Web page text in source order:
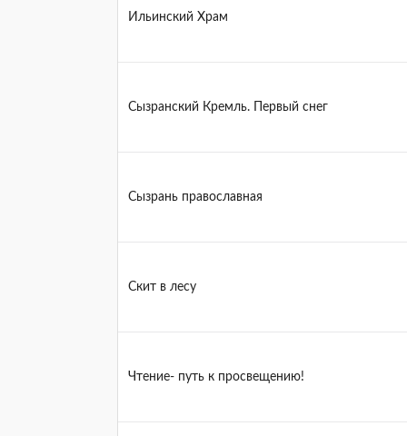
Ильинский Храм
Сызранский Кремль. Первый снег
Сызрань православная
Скит в лесу
Чтение- путь к просвещению!